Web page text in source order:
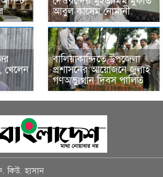
আবুল কাসেম নোমানী
খেলেন
বালিয়াকান্দিতে উপজেলা
প্রশাসনের আয়োজনে জুলাই
গণঅভ্যুত্থান দিবস পালিত
কিউ. হাসান